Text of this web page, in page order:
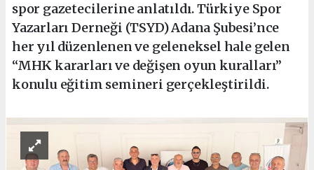
spor gazetecilerine anlatıldı. Türkiye Spor
Yazarları Derneği (TSYD) Adana Şubesi’nce
her yıl düzenlenen ve geleneksel hale gelen
“MHK kararları ve değişen oyun kuralları”
konulu eğitim semineri gerçekleştirildi.